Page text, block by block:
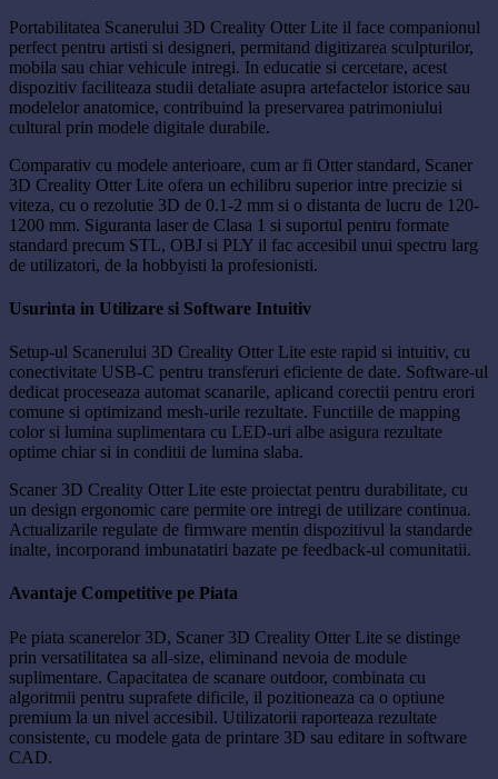
Portabilitatea Scanerului 3D Creality Otter Lite il face companionul
perfect pentru artisti si designeri, permitand digitizarea sculpturilor,
mobila sau chiar vehicule intregi. In educatie si cercetare, acest
dispozitiv faciliteaza studii detaliate asupra artefactelor istorice sau
modelelor anatomice, contribuind la preservarea patrimoniului
cultural prin modele digitale durabile.
Comparativ cu modele anterioare, cum ar fi Otter standard, Scaner
3D Creality Otter Lite ofera un echilibru superior intre precizie si
viteza, cu o rezolutie 3D de 0.1-2 mm si o distanta de lucru de 120-
1200 mm. Siguranta laser de Clasa 1 si suportul pentru formate
standard precum STL, OBJ si PLY il fac accesibil unui spectru larg
de utilizatori, de la hobbyisti la profesionisti.
Usurinta in Utilizare si Software Intuitiv
Setup-ul Scanerului 3D Creality Otter Lite este rapid si intuitiv, cu
conectivitate USB-C pentru transferuri eficiente de date. Software-ul
dedicat proceseaza automat scanarile, aplicand corectii pentru erori
comune si optimizand mesh-urile rezultate. Functiile de mapping
color si lumina suplimentara cu LED-uri albe asigura rezultate
optime chiar si in conditii de lumina slaba.
Scaner 3D Creality Otter Lite este proiectat pentru durabilitate, cu
un design ergonomic care permite ore intregi de utilizare continua.
Actualizarile regulate de firmware mentin dispozitivul la standarde
inalte, incorporand imbunatatiri bazate pe feedback-ul comunitatii.
Avantaje Competitive pe Piata
Pe piata scanerelor 3D, Scaner 3D Creality Otter Lite se distinge
prin versatilitatea sa all-size, eliminand nevoia de module
suplimentare. Capacitatea de scanare outdoor, combinata cu
algoritmii pentru suprafete dificile, il pozitioneaza ca o optiune
premium la un nivel accesibil. Utilizatorii raporteaza rezultate
consistente, cu modele gata de printare 3D sau editare in software
CAD.